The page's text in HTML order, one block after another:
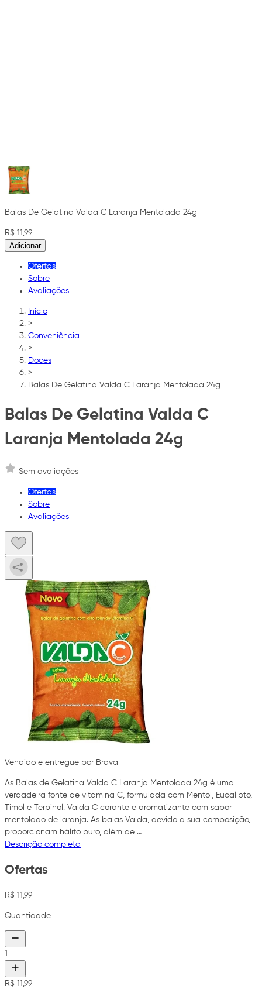
Balas De Gelatina Valda C Laranja Mentolada 24g
R$ 11,99
Adicionar
Ofertas
Sobre
Avaliações
Início
>
Conveniência
>
Doces
>
Balas De Gelatina Valda C Laranja Mentolada 24g
Balas De Gelatina Valda C
Laranja Mentolada 24g
Sem avaliações
Ofertas
Sobre
Avaliações
Vendido e entregue por Brava
As Balas de Gelatina Valda C Laranja Mentolada 24g é uma
verdadeira fonte de vitamina C, formulada com Mentol, Eucalipto,
Timol e Terpinol. Valda C corante e aromatizante com sabor
mentolado de laranja. As balas Valda, devido a sua composição,
proporcionam hálito puro, além de …
Descrição completa
Ofertas
R$ 11,99
Quantidade
1
R$ 11,99